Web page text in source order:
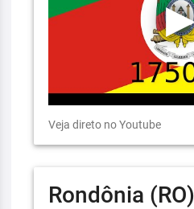
Veja direto no Youtube
Rondônia (RO)